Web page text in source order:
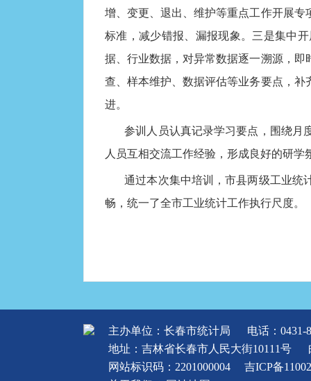
增、变更、退出、维护等重点工作开展
标准，减少错报、漏报现象。三是集中
据、行业数据，对异常数据逐一溯源，
查、样本维护、数据评估等业务要点，
进。
参训人员认真记录学习要点，围绕月
人员互相交流工作经验，形成良好的研学
通过本次集中培训，市县两级工业统
畅，统一了全市工业统计工作执行尺度。
主办单位：长春市统计局
电话：0431-
地址：吉林省长春市人民大街10111号
网站标识码：2201000004
吉ICP备